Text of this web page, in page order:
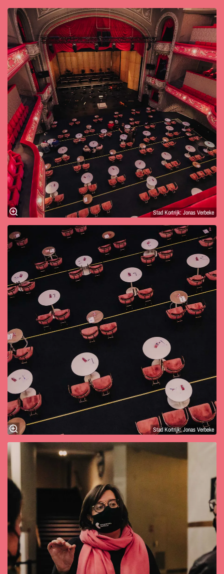
Stad Kortrijk: Jonas Verbeke
Stad Kortrijk: Jonas Verbeke